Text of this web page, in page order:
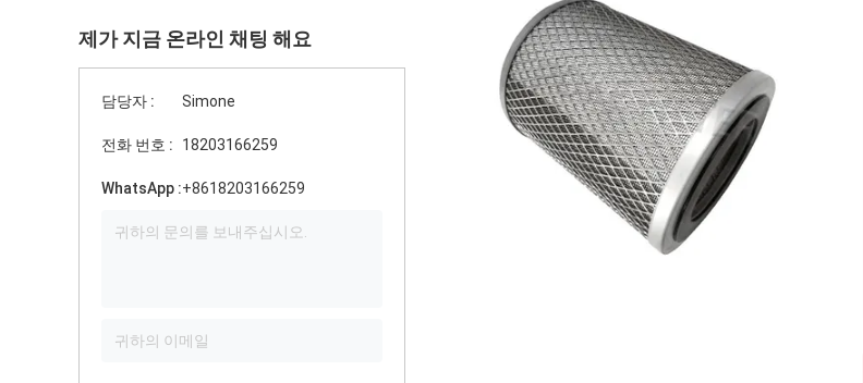
제가 지금 온라인 채팅 해요
담당자 : Simone
전화 번호 : 18203166259
WhatsApp :+8618203166259